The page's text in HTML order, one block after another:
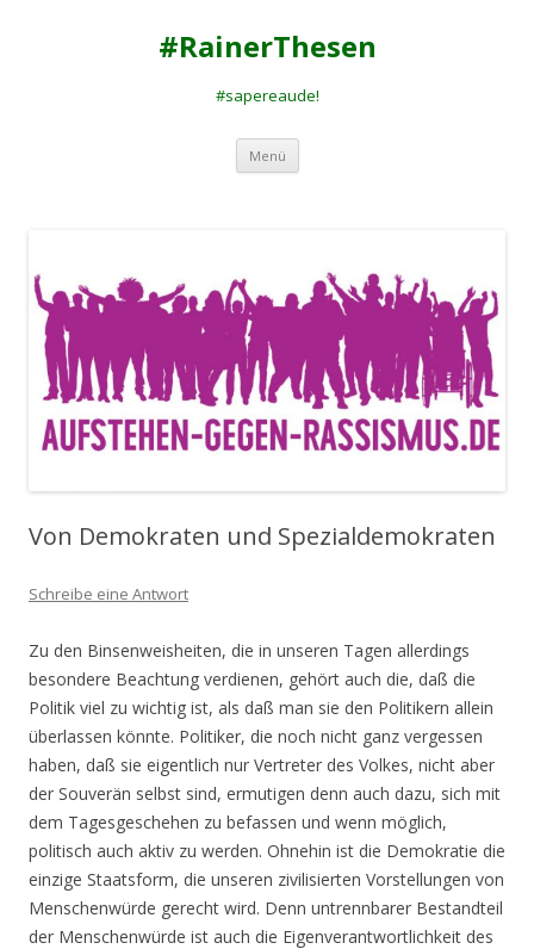
#RainerThesen
#sapereaude!
Menü Zum
springen
Von Demokraten und Spezialdemokraten
Schreibe eine Antwort
Zu den Binsenweisheiten, die in unseren Tagen allerdings
besondere Beachtung verdienen, gehört auch die, daß die
Politik viel zu wichtig ist, als daß man sie den Politikern allein
überlassen könnte. Politiker, die noch nicht ganz vergessen
haben, daß sie eigentlich nur Vertreter des Volkes, nicht aber
der Souverän selbst sind, ermutigen denn auch dazu, sich mit
dem Tagesgeschehen zu befassen und wenn möglich,
politisch auch aktiv zu werden. Ohnehin ist die Demokratie die
einzige Staatsform, die unseren zivilisierten Vorstellungen von
Menschenwürde gerecht wird. Denn untrennbarer Bestandteil
der Menschenwürde ist auch die Eigenverantwortlichkeit des